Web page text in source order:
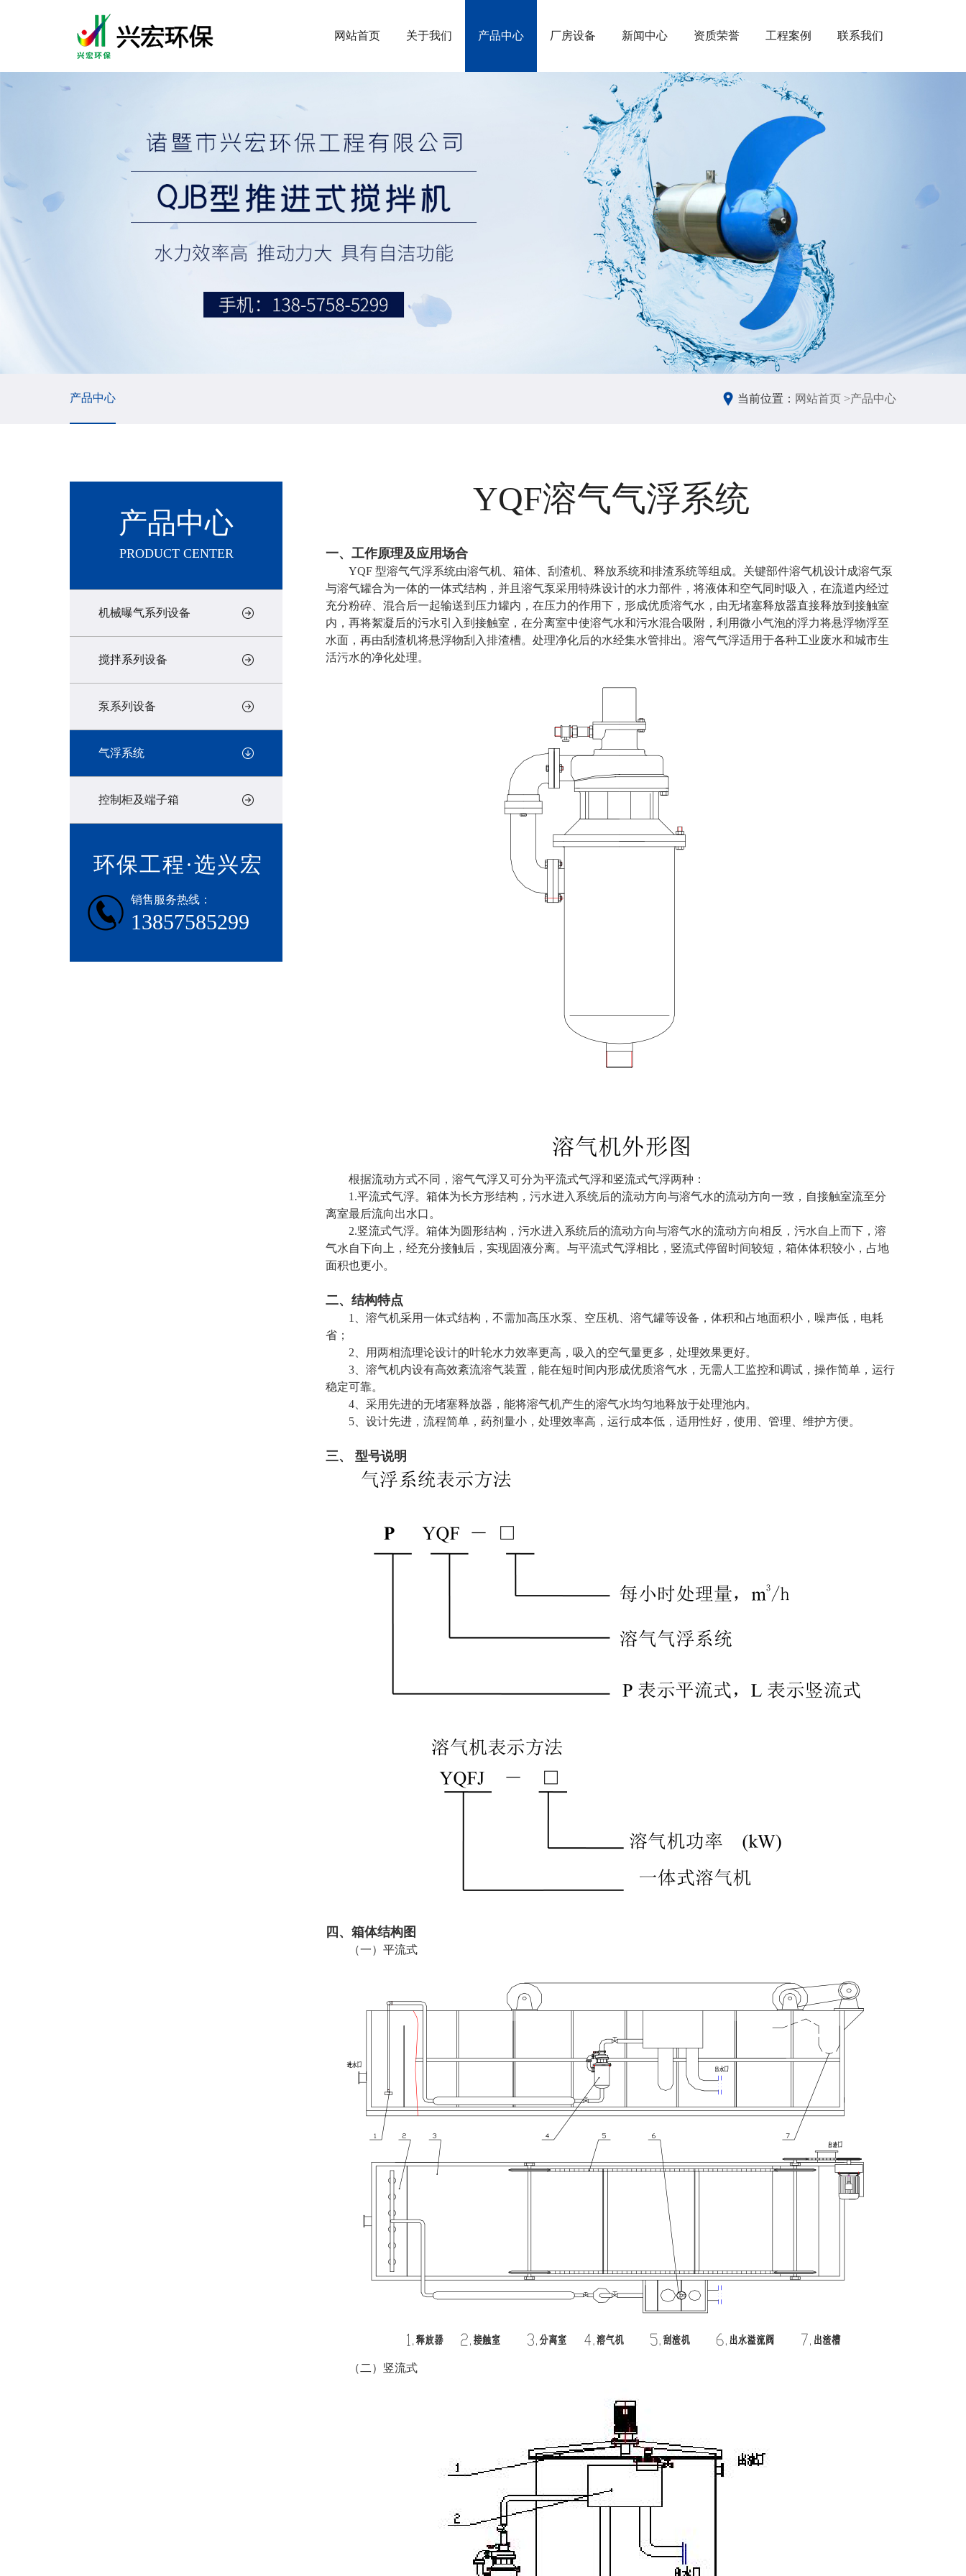
网站首页 关于我们 产品中心 厂房设备 新闻中心 资质荣誉 工程案例 联系我们
当前位置： 网站首页 >产品中心
产品中心
产品中心
PRODUCT CENTER
机械曝气系列设备
搅拌系列设备
泵系列设备
气浮系统
控制柜及端子箱
环保工程·选兴宏
销售服务热线：
13857585299
YQF溶气气浮系统
一、工作原理及应用场合
YQF 型溶气气浮系统由溶气机、箱体、刮渣机、释放系统和排渣系统等组成。关键部件溶气机设计成溶气泵
与溶气罐合为一体的一体式结构，并且溶气泵采用特殊设计的水力部件，将液体和空气同时吸入，在流道内经过
充分粉碎、混合后一起输送到压力罐内，在压力的作用下，形成优质溶气水，由无堵塞释放器直接释放到接触室
内，再将絮凝后的污水引入到接触室，在分离室中使溶气水和污水混合吸附，利用微小气泡的浮力将悬浮物浮至
水面，再由刮渣机将悬浮物刮入排渣槽。处理净化后的水经集水管排出。溶气气浮适用于各种工业废水和城市生
活污水的净化处理。
根据流动方式不同，溶气气浮又可分为平流式气浮和竖流式气浮两种：
1.平流式气浮。箱体为长方形结构，污水进入系统后的流动方向与溶气水的流动方向一致，自接触室流至分
离室最后流向出水口。
2.竖流式气浮。箱体为圆形结构，污水进入系统后的流动方向与溶气水的流动方向相反，污水自上而下，溶
气水自下向上，经充分接触后，实现固液分离。与平流式气浮相比，竖流式停留时间较短，箱体体积较小，占地
面积也更小。
二、结构特点
1、溶气机采用一体式结构，不需加高压水泵、空压机、溶气罐等设备，体积和占地面积小，噪声低，电耗
省；
2、用两相流理论设计的叶轮水力效率更高，吸入的空气量更多，处理效果更好。
3、溶气机内设有高效紊流溶气装置，能在短时间内形成优质溶气水，无需人工监控和调试，操作简单，运行
稳定可靠。
4、采用先进的无堵塞释放器，能将溶气机产生的溶气水均匀地释放于处理池内。
5、设计先进，流程简单，药剂量小，处理效率高，运行成本低，适用性好，使用、管理、维护方便。
三、 型号说明
四、箱体结构图
（一）平流式
（二）竖流式